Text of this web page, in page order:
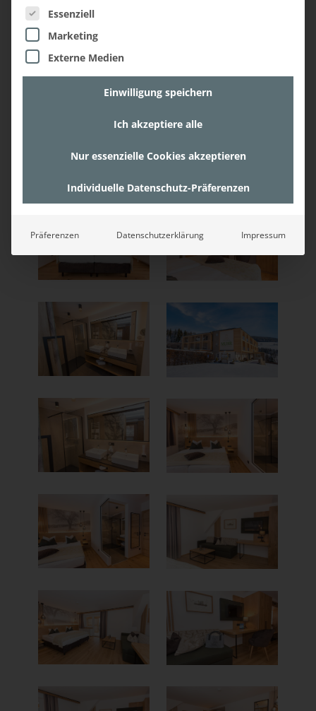
Einrichtungsberater & Projektleiter
Tel.:+43 (664) 88341801
E - Mail:fuchs@faustmann-moebel.at
Es folgt eine Liste der Service-Gruppen, für die
Essenziell
Marketing
Externe Medien
Einwilligung speichern
Ich akzeptiere alle
Nur essenzielle Cookies akzeptieren
Individuelle Datenschutz-Präferenzen
Präferenzen Datenschutzerklärung Impressum